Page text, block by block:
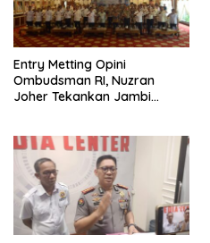
Entry Metting Opini
Ombudsman RI, Nuzran
Joher Tekankan Jambi